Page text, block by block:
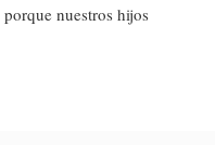
nuestros hijos